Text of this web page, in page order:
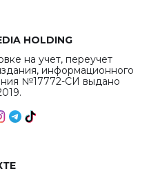
HOLDING
на учет, переучет
информационного
№17772-СИ выдано